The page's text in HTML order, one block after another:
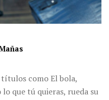
títulos como El bola,
que tú quieras, rueda su